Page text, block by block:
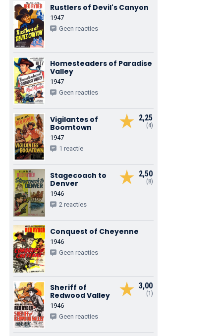
Nancy Gates
Carol Loomis
Glenn Strange
Ace Hanlon
Rustlers of Devil's Canyon
1947
Geen reacties
Homesteaders of Paradise
Valley
1947
Geen reacties
2,25
(4)
Vigilantes of
Boomtown
1947
1 reactie
2,50
(8)
Stagecoach to
Denver
1946
2 reacties
Conquest of Cheyenne
1946
Geen reacties
3,00
(1)
Sheriff of
Redwood Valley
1946
Geen reacties